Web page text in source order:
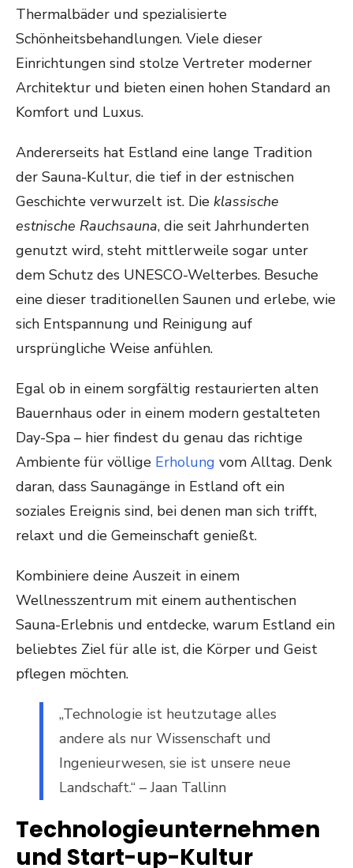
Thermalbäder und spezialisierte
Schönheitsbehandlungen. Viele dieser
Einrichtungen sind stolze Vertreter moderner
Architektur und bieten einen hohen Standard an
Komfort und Luxus.
Andererseits hat Estland eine lange Tradition
der Sauna-Kultur, die tief in der estnischen
Geschichte verwurzelt ist. Die klassische
estnische Rauchsauna, die seit Jahrhunderten
genutzt wird, steht mittlerweile sogar unter
dem Schutz des UNESCO-Welterbes. Besuche
eine dieser traditionellen Saunen und erlebe, wie
sich Entspannung und Reinigung auf
ursprüngliche Weise anfühlen.
Egal ob in einem sorgfältig restaurierten alten
Bauernhaus oder in einem modern gestalteten
Day-Spa – hier findest du genau das richtige
Ambiente für völlige Erholung vom Alltag. Denk
daran, dass Saunagänge in Estland oft ein
soziales Ereignis sind, bei denen man sich trifft,
relaxt und die Gemeinschaft genießt.
Kombiniere deine Auszeit in einem
Wellnesszentrum mit einem authentischen
Sauna-Erlebnis und entdecke, warum Estland ein
beliebtes Ziel für alle ist, die Körper und Geist
pflegen möchten.
„Technologie ist heutzutage alles
andere als nur Wissenschaft und
Ingenieurwesen, sie ist unsere neue
Landschaft.“ – Jaan Tallinn
Technologieunternehmen
und Start-up-Kultur